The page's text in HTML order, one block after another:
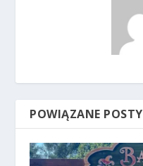
POWIĄZANE POSTY